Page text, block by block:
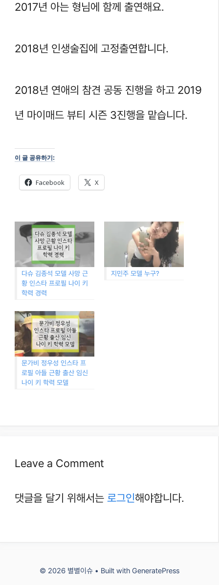
2017년 아는 형님에 함께 출연해요.
2018년 인생술집에 고정출연합니다.
2018년 연애의 참견 공동 진행을 하고 2019
년 마이매드 뷰티 시즌 3진행을 맡습니다.
이 글 공유하기:
Facebook X
다슈 김종석 모델 사망 근
황 인스타 프로필 나이 키
학력 경력
지민주 모델 누구?
문가비 정우성 인스타 프
로필 아들 근황 출산 임신
나이 키 학력 모델
Leave a Comment
댓글을 달기 위해서는 로그인해야합니다.
© 2026 별별이슈 • Built with GeneratePress